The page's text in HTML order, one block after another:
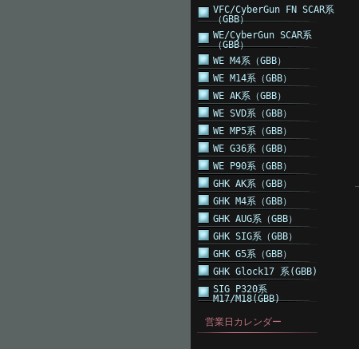
VFC/CyberGun FN SCAR系
（GBB）
WE/CyberGun SCAR系
（GBB）
WE M4系（GBB）
WE M14系（GBB）
WE AK系（GBB）
WE SVD系（GBB）
WE MP5系（GBB）
WE G36系（GBB）
WE P90系（GBB）
GHK AK系（GBB）
GHK M4系（GBB）
GHK AUG系（GBB）
GHK SIG系（GBB）
GHK G5系（GBB）
GHK Glock17 系(GBB)
SIG P320系
M17/M18(GBB)
営業日カレンダー